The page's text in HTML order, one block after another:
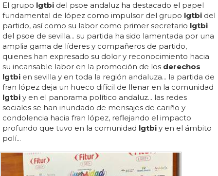
El grupo lgtbi del psoe andaluz ha destacado el papel
fundamental de lópez como impulsor del grupo lgtbi del
partido, así como su labor como primer secretario lgtbi
del psoe de sevilla... su partida ha sido lamentada por una
amplia gama de líderes y compañeros de partido,
quienes han expresado su dolor y reconocimiento hacia
su incansable labor en la promoción de los derechos
lgtbi en sevilla y en toda la región andaluza... la partida de
fran lópez deja un hueco difícil de llenar en la comunidad
lgtbi y en el panorama político andaluz... las redes
sociales se han inundado de mensajes de cariño y
condolencia hacia fran lópez, reflejando el impacto
profundo que tuvo en la comunidad lgtbi y en el ámbito
polí...